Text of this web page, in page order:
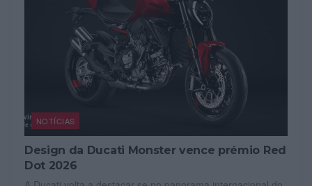
NOTÍCIAS
Design da Ducati Monster vence prémio Red
Dot 2026